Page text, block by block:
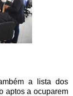
a lista dos
aptos a ocuparem